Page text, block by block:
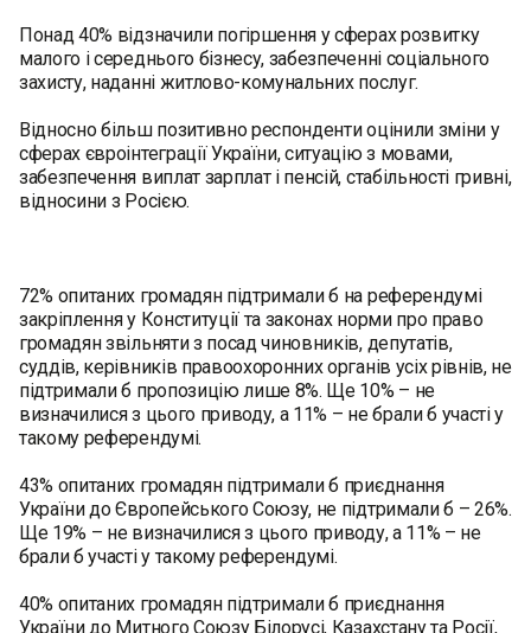
Понад 40% відзначили погіршення у сферах розвитку
малого і середнього бізнесу, забезпеченні соціального
захисту, наданні житлово-комунальних послуг.
Відносно більш позитивно респонденти оцінили зміни у
сферах євроінтеграції України, ситуацію з мовами,
забезпечення виплат зарплат і пенсій, стабільності гривні,
відносини з Росією.
72% опитаних громадян підтримали б на референдумі
закріплення у Конституції та законах норми про право
громадян звільняти з посад чиновників, депутатів,
суддів, керівників правоохоронних органів усіх рівнів, не
підтримали б пропозицію лише 8%. Ще 10% – не
визначилися з цього приводу, а 11% – не брали б участі у
такому референдумі.
43% опитаних громадян підтримали б приєднання
України до Європейського Союзу, не підтримали б – 26%.
Ще 19% – не визначилися з цього приводу, а 11% – не
брали б участі у такому референдумі.
40% опитаних громадян підтримали б приєднання
України до Митного Союзу Білорусі, Казахстану та Росії,